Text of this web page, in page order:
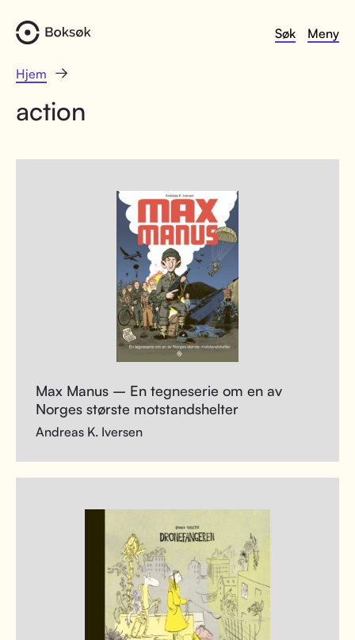
Søk Meny
Hjem
action
Max Manus – En tegneserie om en av
Norges største motstandshelter
Andreas K. Iversen